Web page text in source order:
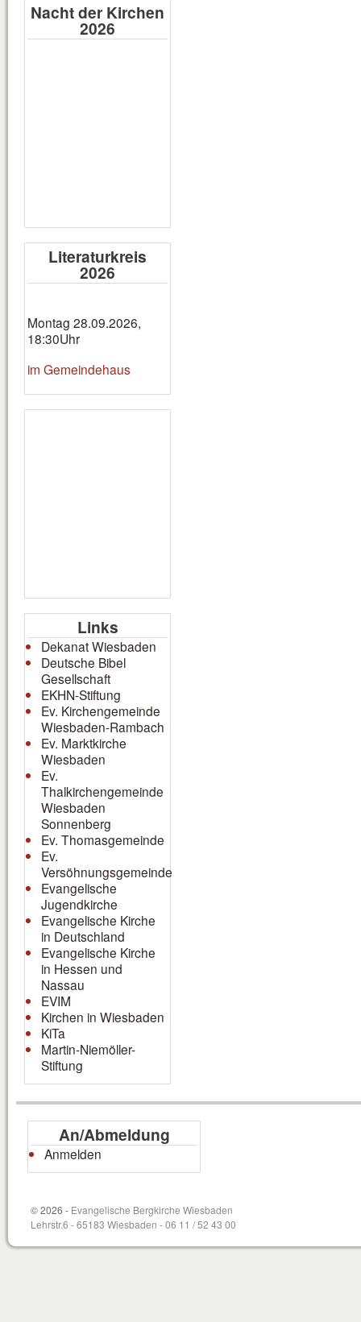
Nacht der Kirchen
2026
Literaturkreis
2026
Montag 28.09.2026,
18:30Uhr
im Gemeindehaus
Links
Dekanat Wiesbaden
Deutsche Bibel
Gesellschaft
EKHN-Stiftung
Ev. Kirchengemeinde
Wiesbaden-Rambach
Ev. Marktkirche
Wiesbaden
Ev.
Thalkirchengemeinde
Wiesbaden
Sonnenberg
Ev. Thomasgemeinde
Ev.
Versöhnungsgemeinde
Evangelische
Jugendkirche
Evangelische Kirche
in Deutschland
Evangelische Kirche
in Hessen und
Nassau
EVIM
Kirchen in Wiesbaden
KiTa
Martin-Niemöller-
Stiftung
An/Abmeldung
Anmelden
© 2026 - Evangelische Bergkirche Wiesbaden
Lehrstr.6 - 65183 Wiesbaden - 06 11 / 52 43 00